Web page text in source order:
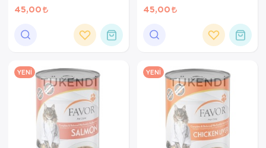
45,00 45,00
TÜKENDI
YENI
TÜKENDI
YENI